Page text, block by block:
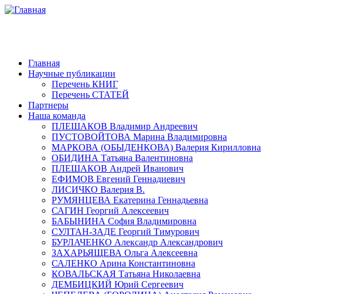
Главная
Научные публикации
Перечень КНИГ
Перечень СТАТЕЙ
Партнеры
Наша команда
ПЛЕШАКОВ Владимир Андреевич
ПУСТОВОЙТОВА Марина Владимировна
МАРКОВА (ОБЫДЕНКОВА) Валерия Кирилловна
ОБИДИНА Татьяна Валентиновна
ПЛЕШАКОВ Андрей Иванович
ЕФИМОВ Евгений Геннадиевич
ЛИСИЧКО Валерия В.
РУМЯНЦЕВА Екатерина Геннадьевна
САГИН Георгий Алексеевич
БАБЫНИНА София Владимировна
СУЛТАН-ЗАДЕ Георгий Тимурович
БУРЛАЧЕНКО Александр Александрович
ЗАХАРЬЯЩЕВА Ольга Алексеевна
САЛЕНКО Арина Константиновна
КОВАЛЬСКАЯ Татьяна Николаевна
ДЕМБИЦКИЙ Юрий Сергеевич